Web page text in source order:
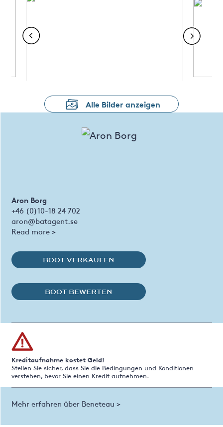
Alle Bilder anzeigen
Aron Borg
+46 (0)10-18 24 702
aron@batagent.se
Read more >
BOOT VERKAUFEN
BOOT BEWERTEN
Kreditaufnahme kostet Geld!
Stellen Sie sicher, dass Sie die Bedingungen und Konditionen
verstehen, bevor Sie einen Kredit aufnehmen.
Mehr erfahren über Beneteau >